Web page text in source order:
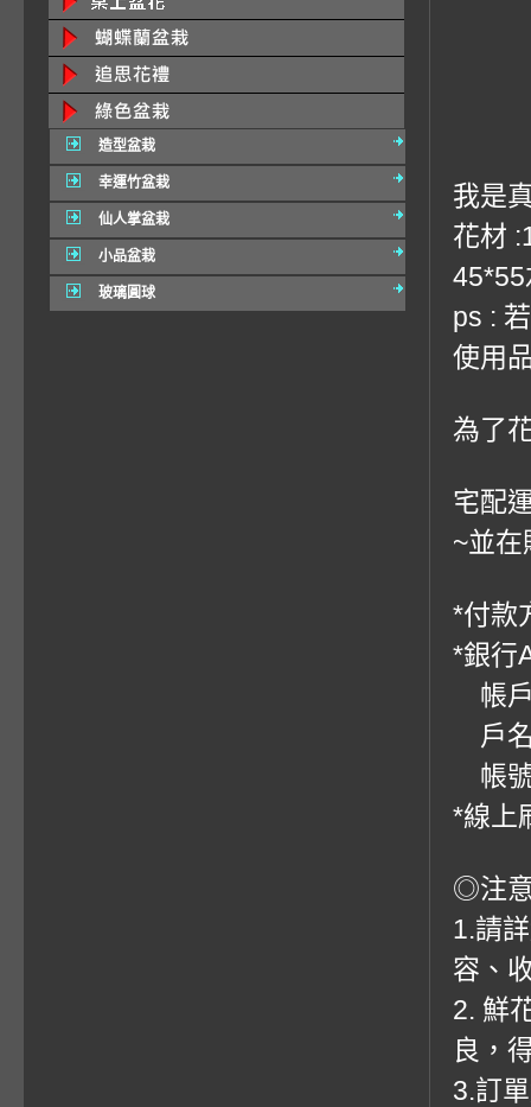
造型盆栽
幸運竹盆栽
仙人掌盆栽
小品盆栽
玻璃圓球
我是
花材
45*55
ps :
使用
為了
宅配
~並在
*付款
*銀行
帳戶
戶
帳
*線上
◎注
1.請
容、
2. 鮮
良，
3.訂